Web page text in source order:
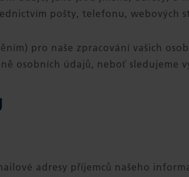
pošty, telefonu, webových
pro naše zpracování vašich
osobních údajů, neboť sledujeme
adresy příjemců našeho